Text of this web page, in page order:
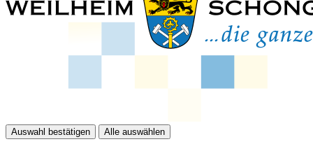
Auswahl bestätigen Alle auswählen